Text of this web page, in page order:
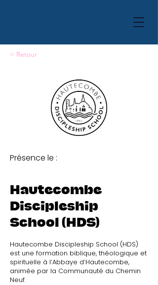
< Retour
Présence le :
Hautecombe
Discipleship
School (HDS)
Hautecombe Discipleship School (HDS)
est une formation biblique, théologique et
spirituelle à l’Abbaye d’Hautecombe,
animée par la Communauté du Chemin
Neuf.